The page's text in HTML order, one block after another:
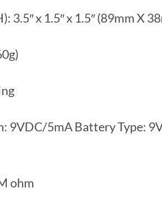
3.5″ x 1.5″ x 1.5″ (89mm X
9VDC/5mA Battery Type:
ohm